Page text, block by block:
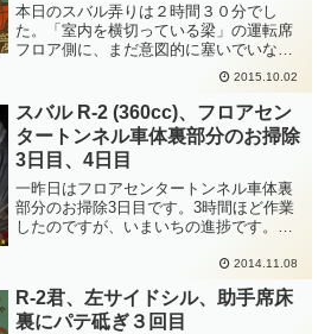
本日のスバル弄りは２時間３０分でし
た。「室内を横切っている梁」の運転席
フロア側に、まだ意図的に塞いでいない
穴があります。この穴は、「室内を横切
っている梁」と「右サイドシル」との接
続部分をサビ処置とハンダ処置した後
で、梁の中にジンクスプレーを...
2015.10.02
スバル R-2 (360cc)、フロアセン
タートンネル車体裏部分のお掃除
3日目、4日目
一昨日はフロアセンタートンネル車体裏
部分のお掃除3日目です。3時間ほど作業
したのですが、いまいちの進捗です。ど
ー、よくぞ、これだけ車体裏が錆びてい
るものです。写真を撮るほどの見てくれ
の変化はないので、フロア...
2014.11.08
R-2君、左サイドシル、助手席床
裏にパテ砥ぎ３回目